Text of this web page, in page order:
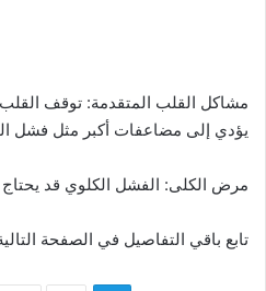
مشاكل القلب المتقدمة: توقف
يؤدي إلى مضاعفات أكبر مثل فشل
مرض الكلى: الفشل الكلوي قد
تابع باقي التفاصيل في الصفحة التالية